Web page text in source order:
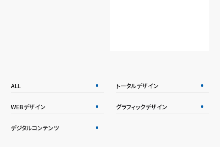
ALL トータルデザイン
WEBデザイン グラフィックデザイン
デジタルコンテンツ